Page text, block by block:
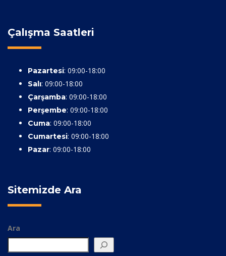
Çalışma Saatleri
Pazartesi: 09:00-18:00
Salı: 09:00-18:00
Çarşamba: 09:00-18:00
Perşembe: 09:00-18:00
Cuma: 09:00-18:00
Cumartesi: 09:00-18:00
Pazar: 09:00-18:00
Sitemizde Ara
Ara